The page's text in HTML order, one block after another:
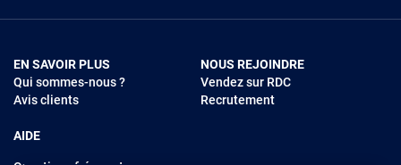
EN SAVOIR PLUS
Qui sommes-nous ?
Avis clients
AIDE
NOUS REJOINDRE
Vendez sur RDC
Recrutement